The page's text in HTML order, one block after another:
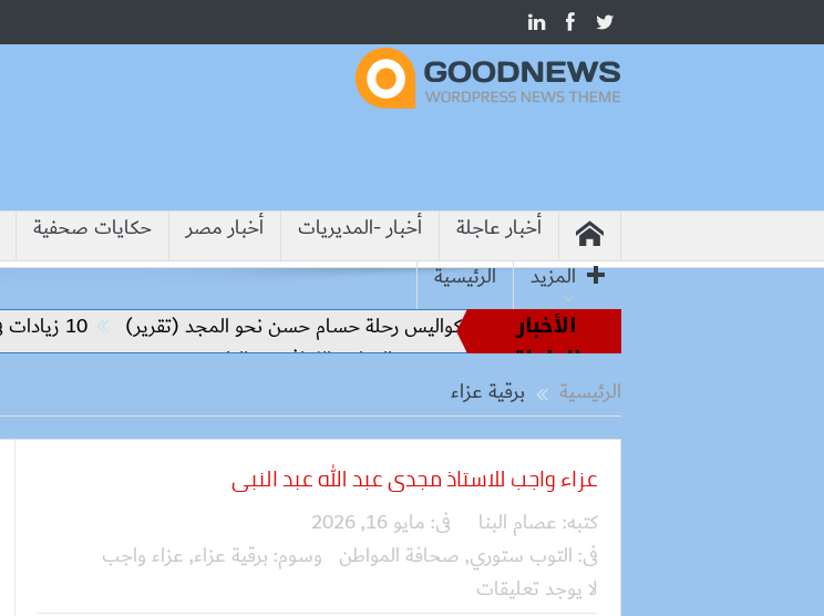
أخبار عاجلة أخبار -المديريات أخبار مصر حكايات صحفية
المزيد
الرئيسية
الأخبار
العاجلة
من أساطير الملاعب إلى قيادة الفراعنة.. كواليس رحلة حسام حسن نحو المجد (تقرير) 10 زيادات في 10 سنوات.. هل حان الوقت لرفع دعم البنزين نهائيا؟
مصر وتشاد تبحثان إنشاء متحف وطني وتوسيع التعاون الثقافي بين البلدين
الرئيسية برقية عزاء
عزاء واجب للاستاذ مجدى عبد الله عبد النبى
كتبه: عصام البنا فى: مايو 16, 2026
فى: التوب ستوري, صحافة المواطن وسوم: برقية عزاء, عزاء واجب
لا يوجد تعليقات